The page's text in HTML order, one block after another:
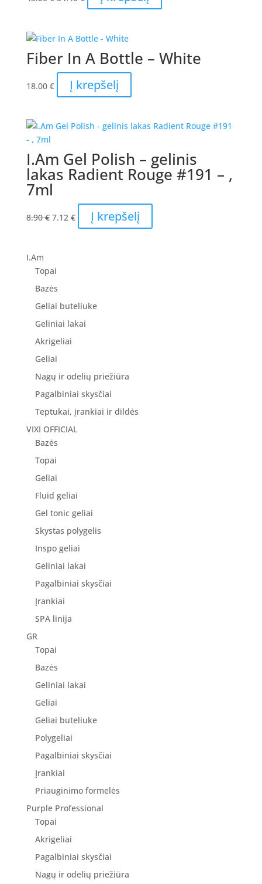
43.00 €.
price
34.40 €.
Fiber In A Bottle – White
18.00 € Į krepšelį
I.Am Gel Polish – gelinis
lakas Radient Rouge #191 – ,
7ml
8.90€ Original
7.12 €Current
price
Į krepšelį
I.Am
Topai
Bazės
Geliai buteliuke
Geliniai lakai
Akrigeliai
Geliai
Nagų ir odelių priežiūra
Pagalbiniai skysčiai
Teptukai, įrankiai ir dildės
VIXI OFFICIAL
Bazės
Topai
Geliai
Fluid geliai
Gel tonic geliai
Skystas polygelis
Inspo geliai
Geliniai lakai
Pagalbiniai skysčiai
Įrankiai
SPA linija
GR
Topai
Bazės
Geliniai lakai
Geliai
Geliai buteliuke
Polygeliai
Pagalbiniai skysčiai
Įrankiai
Priauginimo formelės
Purple Professional
Topai
Akrigeliai
Pagalbiniai skysčiai
Nagų ir odelių priežiūra